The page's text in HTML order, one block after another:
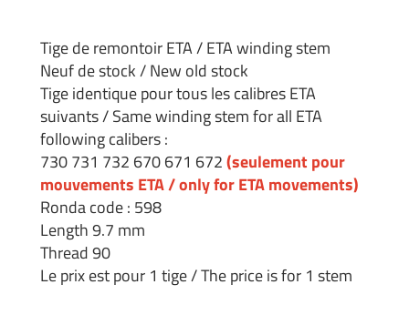
Tige de remontoir ETA / ETA winding stem
Neuf de stock / New old stock
Tige identique pour tous les calibres ETA
suivants / Same winding stem for all ETA
following calibers :
730 731 732 670 671 672(seulement pour
mouvements ETA / only for ETA movements)
Ronda code : 598
Length 9.7 mm
Thread 90
Le prix est pour 1 tige / The price is for 1 stem